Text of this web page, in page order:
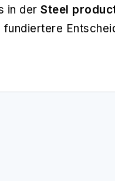
in der Steel